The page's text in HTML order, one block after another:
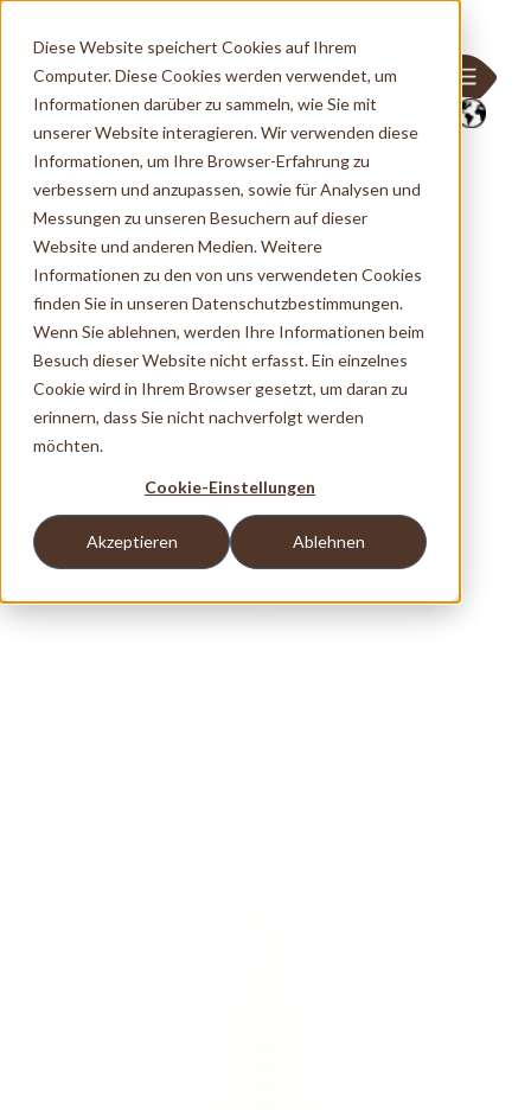
Diese Website speichert Cookies auf Ihrem
Computer. Diese Cookies werden verwendet, um
Informationen darüber zu sammeln, wie Sie mit
unserer Website interagieren. Wir verwenden diese
Informationen, um Ihre Browser-Erfahrung zu
verbessern und anzupassen, sowie für Analysen und
Messungen zu unseren Besuchern auf dieser
Website und anderen Medien. Weitere
Informationen zu den von uns verwendeten Cookies
finden Sie in unseren Datenschutzbestimmungen.
Wenn Sie ablehnen, werden Ihre Informationen beim
Besuch dieser Website nicht erfasst. Ein einzelnes
Cookie wird in Ihrem Browser gesetzt, um daran zu
erinnern, dass Sie nicht nachverfolgt werden
möchten.
Cookie-Einstellungen
Akzeptieren Ablehnen